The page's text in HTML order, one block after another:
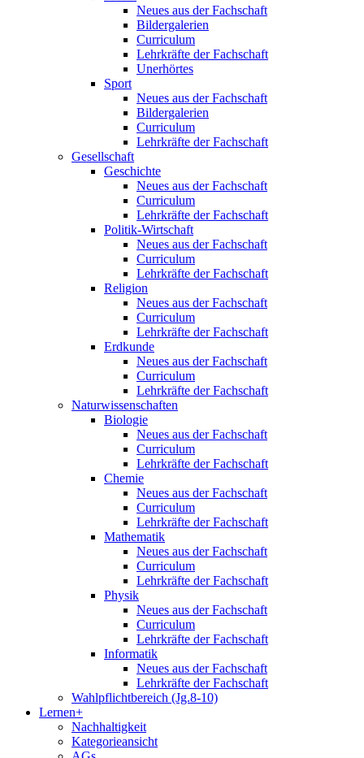
Neues aus der Fachschaft
Bildergalerien
Curriculum
Lehrkräfte der Fachschaft
Unerhörtes
Sport
Neues aus der Fachschaft
Bildergalerien
Curriculum
Lehrkräfte der Fachschaft
Gesellschaft
Geschichte
Neues aus der Fachschaft
Curriculum
Lehrkräfte der Fachschaft
Politik-Wirtschaft
Neues aus der Fachschaft
Curriculum
Lehrkräfte der Fachschaft
Religion
Neues aus der Fachschaft
Curriculum
Lehrkräfte der Fachschaft
Erdkunde
Neues aus der Fachschaft
Curriculum
Lehrkräfte der Fachschaft
Naturwissenschaften
Biologie
Neues aus der Fachschaft
Curriculum
Lehrkräfte der Fachschaft
Chemie
Neues aus der Fachschaft
Curriculum
Lehrkräfte der Fachschaft
Mathematik
Neues aus der Fachschaft
Curriculum
Lehrkräfte der Fachschaft
Physik
Neues aus der Fachschaft
Curriculum
Lehrkräfte der Fachschaft
Informatik
Neues aus der Fachschaft
Lehrkräfte der Fachschaft
Wahlpflichtbereich (Jg.8-10)
Lernen+
Nachhaltigkeit
Kategorieansicht